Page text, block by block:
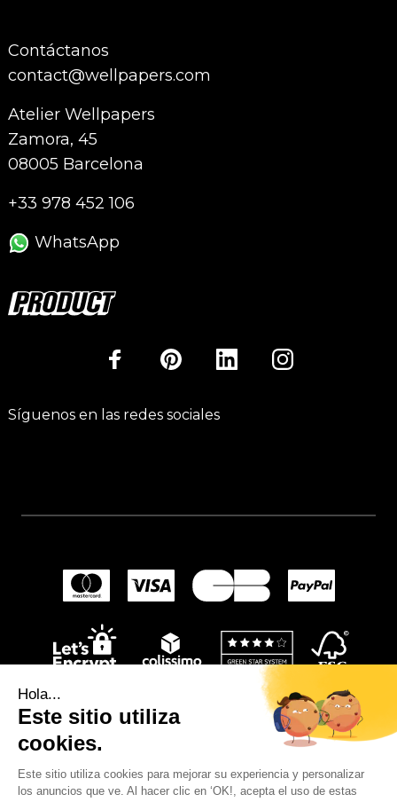
Hola...
Este sitio utiliza
cookies.
Este sitio utiliza cookies para mejorar su experiencia y personalizar
los anuncios que ve. Al hacer clic en ‘OK!, acepta el uso de estas
Contáctanos
contact@wellpapers.com
Atelier Wellpapers
Zamora, 45
08005 Barcelona
+33 978 452 106
WhatsApp
Síguenos en las redes sociales
© 2024Wellpapers